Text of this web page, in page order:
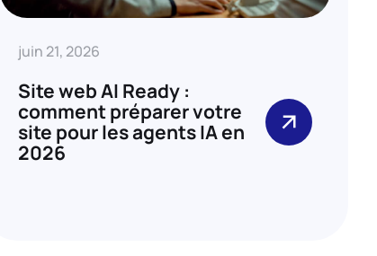
juin 21, 2026
Site web AI Ready :
comment préparer votre
site pour les agents IA en
2026